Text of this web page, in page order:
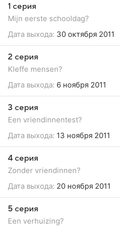
1 серия
Mijn eerste schooldag?
Дата выхода: 30 октября 2011
2 серия
Kleffe mensen?
Дата выхода: 6 ноября 2011
3 серия
Een vriendinnentest?
Дата выхода: 13 ноября 2011
4 серия
Zonder vriendinnen?
Дата выхода: 20 ноября 2011
5 серия
Een verhuizing?